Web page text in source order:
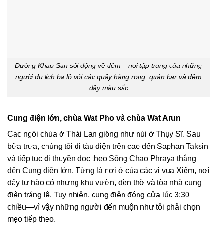
Đường Khao San sôi động về đêm – nơi tập trung của những
người du lịch ba lô với các quầy hàng rong, quán bar và đêm
đầy màu sắc
Cung điện lớn, chùa Wat Pho và chùa Wat Arun
Các ngôi chùa ở Thái Lan giống như núi ở Thụy Sĩ. Sau
bữa trưa, chúng tôi đi tàu điện trên cao đến Saphan Taksin
và tiếp tục đi thuyền dọc theo Sông Chao Phraya thẳng
đến Cung điện lớn. Từng là nơi ở của các vị vua Xiêm, nơi
đây tự hào có những khu vườn, đền thờ và tòa nhà cung
điện tráng lệ. Tuy nhiên, cung điện đóng cửa lúc 3:30
chiều—vì vậy những người đến muộn như tôi phải chọn
mẹo tiếp theo.